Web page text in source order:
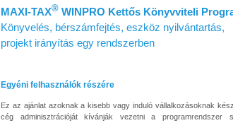
MAXI‑TAX® WINPRO Kettős Könyvviteli
Könyvelés, bérszámfejtés, eszköz nyilvántartás,
projekt irányítás egy rendszerben
Egyéni felhasználók részére
Ez az ajánlat azoknak a kisebb vagy induló vállalkozásoknak
cég adminisztrációját kívánják vezetni a programrendszer